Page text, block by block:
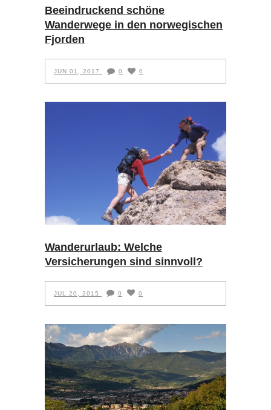
Beeindruckend schöne
Wanderwege in den norwegischen
Fjorden
JUN 01, 2017 0 0
Wanderurlaub: Welche
Versicherungen sind sinnvoll?
JUL 20, 2015 0 0